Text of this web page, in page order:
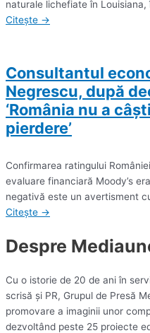
naturale lichefiate în Louisiana,
Citește →
Consultantul
Negrescu, după
‘România nu a
pierdere’
Confirmarea ratingului
evaluare financiară Moody’s
negativă este un avertisment
Citește →
Despre
Cu o istorie de 20 de ani în
scrisă și PR, Grupul de Presă
promovare a imaginii unor
dezvoltând peste 25 proiecte